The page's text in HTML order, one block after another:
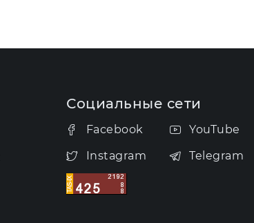
Социальные сети
Facebook
Instagram
YouTube
Telegram